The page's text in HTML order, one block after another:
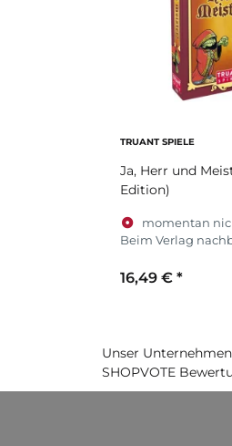
TRUANT SPIELE
Ja, Herr und
Edition)
momentan
Beim Verlag
16,49 € *
Unser
SHOPVOTE